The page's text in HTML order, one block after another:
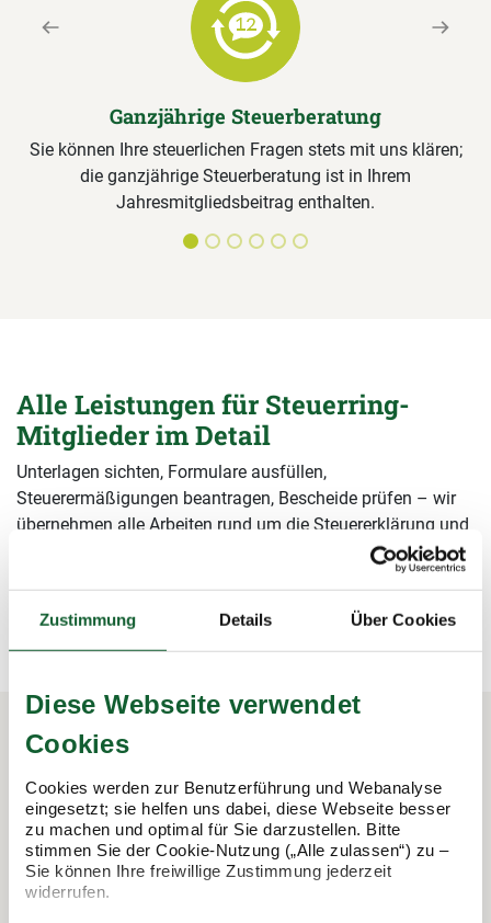
Zustimmung Details Über Cookies
Diese Webseite verwendet
Cookies
Cookies werden zur Benutzerführung und Webanalyse
eingesetzt; sie helfen uns dabei, diese Webseite besser
zu machen und optimal für Sie darzustellen. Bitte
stimmen Sie der Cookie-Nutzung („Alle zulassen“) zu –
Sie können Ihre freiwillige Zustimmung jederzeit
widerrufen.
Ganzjährige Steuerberatung
Sie können Ihre steuerlichen Fragen stets mit uns klären;
die ganzjährige Steuerberatung ist in Ihrem
Jahresmitgliedsbeitrag enthalten.
Previous Next
Alle Leistungen für Steuerring-
Mitglieder im Detail
Unterlagen sichten, Formulare ausfüllen,
Steuerermäßigungen beantragen, Bescheide prüfen – wir
übernehmen alle Arbeiten rund um die Steuererklärung und
In 3 Schritten zur Steuererklärung.
So funktioniert's: